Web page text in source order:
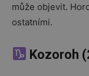
může objevit.
ostatními.
Kozoroh